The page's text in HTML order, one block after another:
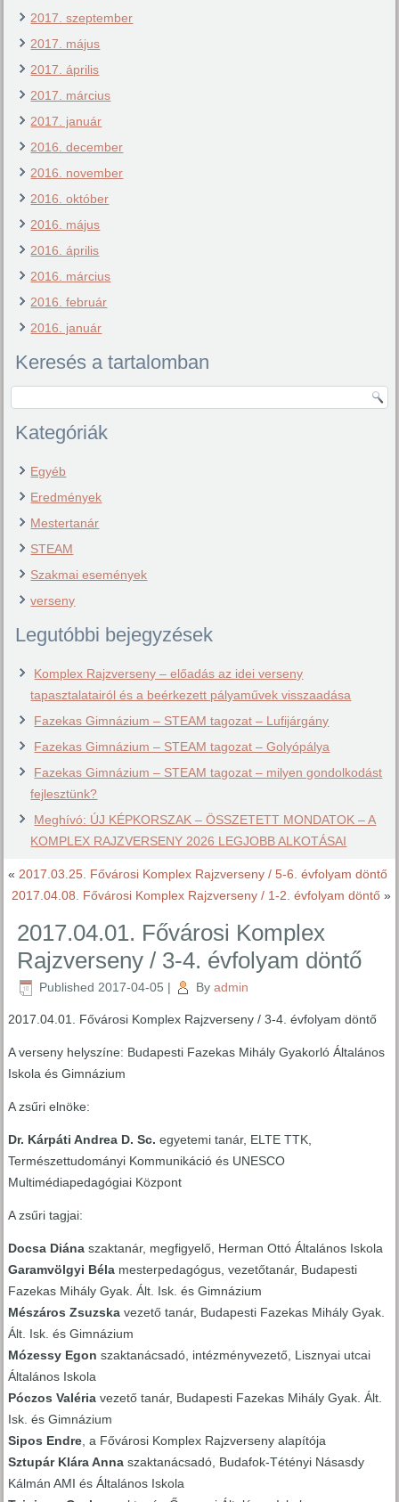
2017. szeptember
2017. május
2017. április
2017. március
2017. január
2016. december
2016. november
2016. október
2016. május
2016. április
2016. március
2016. február
2016. január
Keresés a tartalomban
Kategóriák
Egyéb
Eredmények
Mestertanár
STEAM
Szakmai események
verseny
Legutóbbi bejegyzések
Komplex Rajzverseny – előadás az idei verseny
tapasztalatairól és a beérkezett pályaművek visszaadása
Fazekas Gimnázium – STEAM tagozat – Lufijárgány
Fazekas Gimnázium – STEAM tagozat – Golyópálya
Fazekas Gimnázium – STEAM tagozat – milyen gondolkodást
fejlesztünk?
Meghívó: ÚJ KÉPKORSZAK – ÖSSZETETT MONDATOK – A
KOMPLEX RAJZVERSENY 2026 LEGJOBB ALKOTÁSAI
« 2017.03.25. Fővárosi Komplex Rajzverseny / 5-6. évfolyam döntő
2017.04.08. Fővárosi Komplex Rajzverseny / 1-2. évfolyam döntő»
2017.04.01. Fővárosi Komplex
Rajzverseny / 3-4. évfolyam döntő
Published 2017-04-05 | By admin
2017.04.01. Fővárosi Komplex Rajzverseny / 3-4. évfolyam döntő
A verseny helyszíne: Budapesti Fazekas Mihály Gyakorló Általános
Iskola és Gimnázium
A zsűri elnöke:
Dr. Kárpáti Andrea D. Sc. egyetemi tanár, ELTE TTK,
Természettudományi Kommunikáció és UNESCO
Multimédiapedagógiai Központ
A zsűri tagjai:
Docsa Diána szaktanár, megfigyelő, Herman Ottó Általános Iskola
Garamvölgyi Béla mesterpedagógus, vezetőtanár, Budapesti
Fazekas Mihály Gyak. Ált. Isk. és Gimnázium
Mészáros Zsuzska vezető tanár, Budapesti Fazekas Mihály Gyak.
Ált. Isk. és Gimnázium
Mózessy Egon szaktanácsadó, intézményvezető, Lisznyai utcai
Általános Iskola
Póczos Valéria vezető tanár, Budapesti Fazekas Mihály Gyak. Ált.
Isk. és Gimnázium
Sipos Endre, a Fővárosi Komplex Rajzverseny alapítója
Sztupár Klára Annaszaktanácsadó, Budafok-Tétényi Násasdy
Kálmán AMI és Általános Iskola